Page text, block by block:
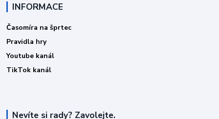
INFORMACE
Časomíra na šprtec
Pravidla hry
Youtube kanál
TikTok kanál
Nevíte si rady? Zavolejte.